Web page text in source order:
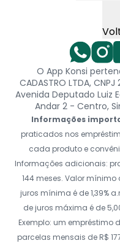
O App Konsi
CADASTRO LTDA,
Avenida Deputado Luiz
Andar 2 - Centro,
Informações
praticados nos
cada produto e
Informações adicionais:
144 meses. Valor mínimo
juros mínima é de 1,39%
de juros máxima é de
Exemplo: um empréstimo
parcelas mensais de R$